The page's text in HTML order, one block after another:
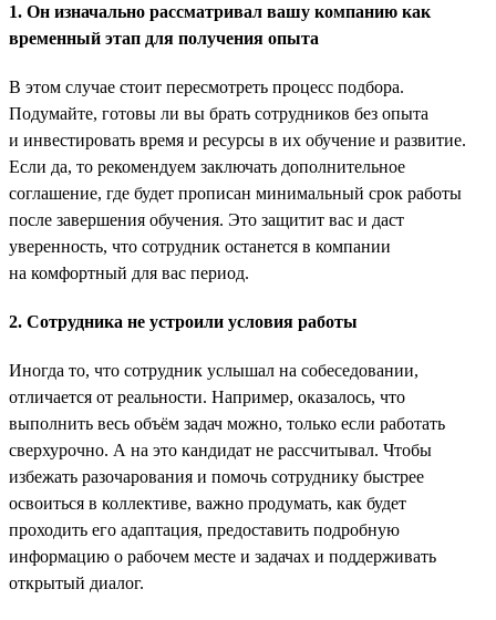
1. Он изначально рассматривал вашу компанию как
временный этап для получения опыта
В этом случае стоит пересмотреть процесс подбора.
Подумайте, готовы ли вы брать сотрудников без опыта
и инвестировать время и ресурсы в их обучение и развитие.
Если да, то рекомендуем заключать дополнительное
соглашение, где будет прописан минимальный срок работы
после завершения обучения. Это защитит вас и даст
уверенность, что сотрудник останется в компании
на комфортный для вас период.
2. Сотрудника не устроили условия работы
Иногда то, что сотрудник услышал на собеседовании,
отличается от реальности. Например, оказалось, что
выполнить весь объём задач можно, только если работать
сверхурочно. А на это кандидат не рассчитывал. Чтобы
избежать разочарования и помочь сотруднику быстрее
освоиться в коллективе, важно продумать, как будет
проходить его адаптация, предоставить подробную
информацию о рабочем месте и задачах и поддерживать
открытый диалог.